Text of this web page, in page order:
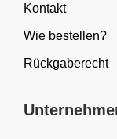
Kontakt
Wie bestellen?
Rückgaberecht